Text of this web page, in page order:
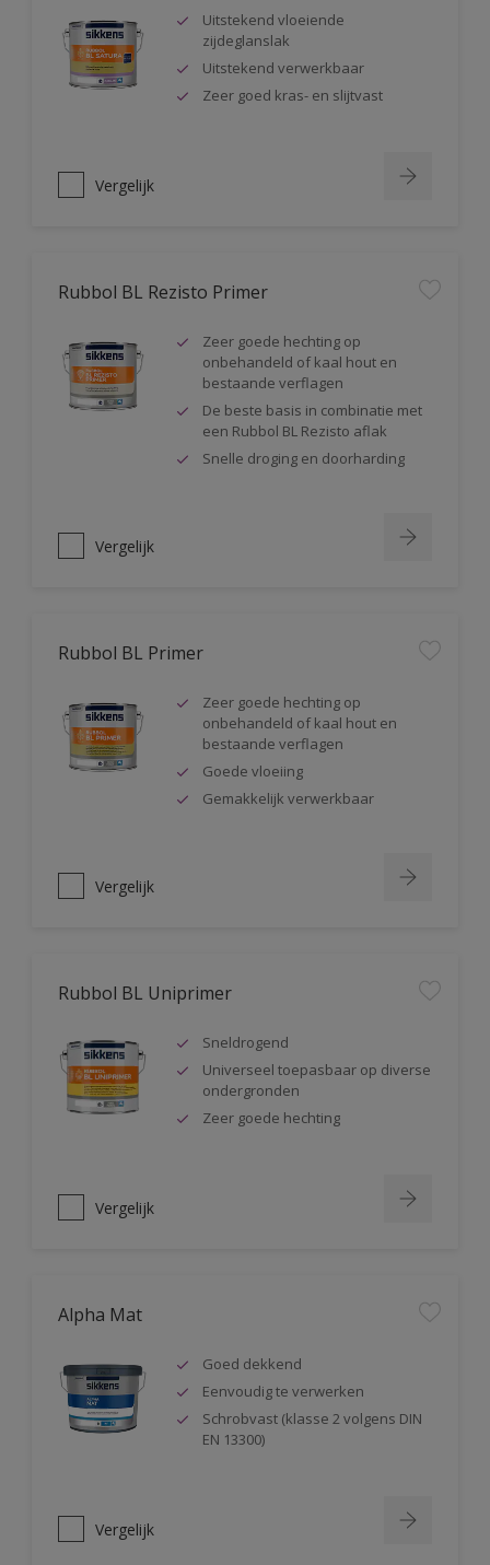
Uitstekend vloeiende
zijdeglanslak
Uitstekend verwerkbaar
Zeer goed kras- en slijtvast
Vergelijk
Rubbol BL Rezisto Primer
Zeer goede hechting op
onbehandeld of kaal hout en
bestaande verflagen
De beste basis in combinatie met
een Rubbol BL Rezisto aflak
Snelle droging en doorharding
Vergelijk
Rubbol BL Primer
Zeer goede hechting op
onbehandeld of kaal hout en
bestaande verflagen
Goede vloeiing
Gemakkelijk verwerkbaar
Vergelijk
Rubbol BL Uniprimer
Sneldrogend
Universeel toepasbaar op diverse
ondergronden
Zeer goede hechting
Vergelijk
Alpha Mat
Goed dekkend
Eenvoudig te verwerken
Schrobvast (klasse 2 volgens DIN
EN 13300)
Vergelijk